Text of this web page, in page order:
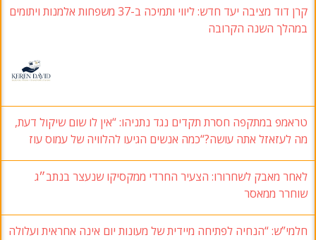
קרן דוד מציבה יעד חדש: ליווי ותמיכה ב-37 משפחות אלמנות ויתומים
במהלך השנה הקרובה
טראמפ במתקפה חסרת תקדים נגד נתניהו: “אין לו שום שיקול דעת,
מה לעזאזל אתה עושה?“כמה אנשים הגיעו להלוויה של עמוס עוז
לאחר מאבק לשחרורו: הצעיר החרדי ממקסיקו שנעצר בנתב״ג
שוחרר ממאסר
חלמי”ש: “הנחיה לפתיחה מיידית של מעונות יום אינה אחראית ועלולה